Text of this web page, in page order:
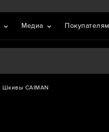
Медиа Покупателям
Шкивы CAIMAN